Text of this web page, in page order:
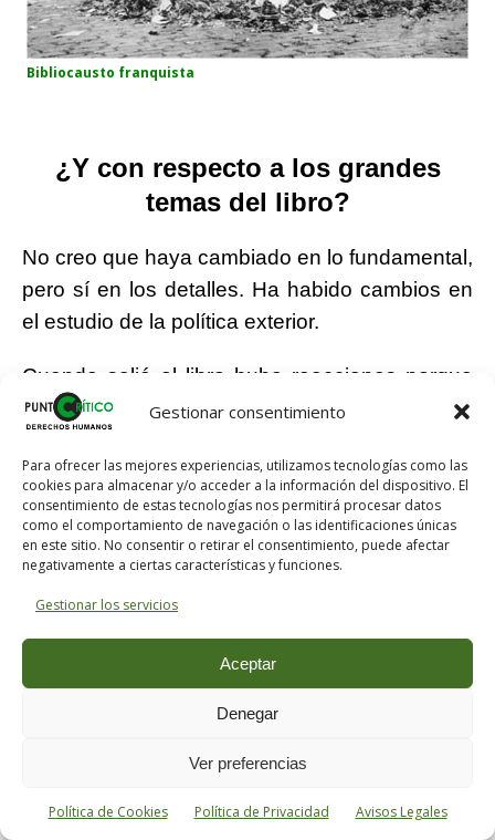
Gestionar consentimiento
Para ofrecer las mejores experiencias, utilizamos tecnologías como las
cookies para almacenar y/o acceder a la información del dispositivo. El
consentimiento de estas tecnologías nos permitirá procesar datos
como el comportamiento de navegación o las identificaciones únicas
en este sitio. No consentir o retirar el consentimiento, puede afectar
negativamente a ciertas características y funciones.
Gestionar los servicios
Aceptar
Denegar
Ver preferencias
Política de Cookies Política de Privacidad Avisos Legales
Bibliocausto franquista
¿Y con respecto a los grandes
temas del libro?
No creo que haya cambiado en lo fundamental,
pero sí en los detalles. Ha habido cambios en
el estudio de la política exterior.
Cuando salió el libro hubo reacciones porque
mostraba que la idea de que Franco había
participar en la Segunda Guerra Mundial era
falsa:
había estado todo el tiempo intentando
entrar al lado de Hitler.
Gracias a nuevas investigaciones esto es más
entrado en detalle en la colaboración con el